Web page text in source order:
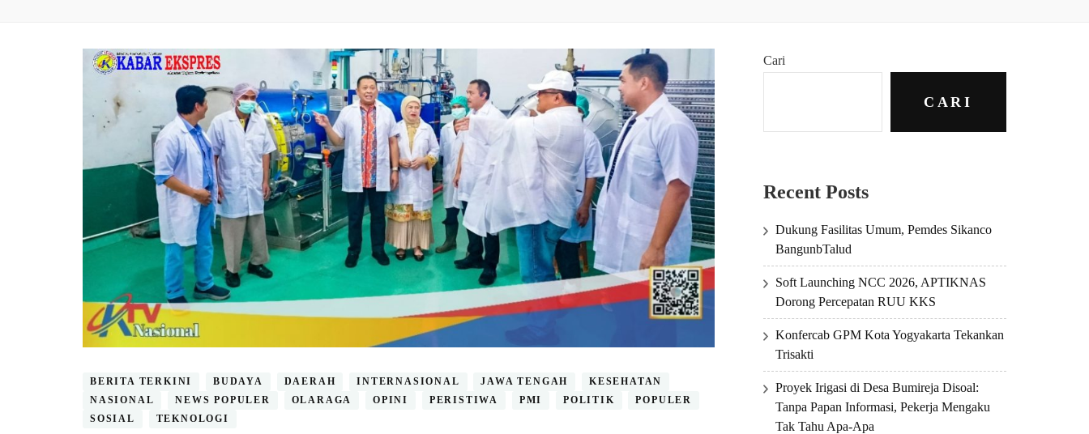
BERITA TERKINI BUDAYA DAERAH INTERNASIONAL JAWA TENGAH
KESEHATAN
NASIONAL
NEWS POPULER OLARAGA OPINI PERISTIWA PMI POLITIK
POPULER
SOSIAL
TEKNOLOGI
Cari
CARI
Recent Posts
Dukung Fasilitas Umum, Pemdes Sikanco
BangunbTalud
Soft Launching NCC 2026, APTIKNAS
Dorong Percepatan RUU KKS
Konfercab GPM Kota Yogyakarta Tekankan
Trisakti
Proyek Irigasi di Desa Bumireja Disoal:
Tanpa Papan Informasi, Pekerja Mengaku
Tak Tahu Apa-Apa